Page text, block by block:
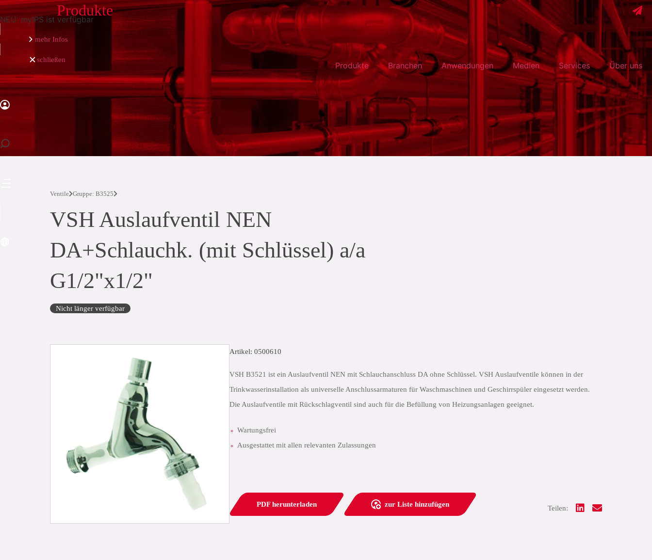
NEU: myIPS ist verfügbar
mehr Infos
schließen
schließen
Produkte Branchen Anwendungen Medien Services Über uns
Produkte
Ventile Gruppe: B3525
VSH Auslaufventil NEN
DA+Schlauchk. (mit Schlüssel) a/a
G1/2"x1/2"
Nicht länger verfügbar
Artikel: 0500610
VSH B3521 ist ein Auslaufventil NEN mit Schlauchanschluss DA ohne Schlüssel. VSH Auslaufventile können in der
Trinkwasserinstallation als universelle Anschlussarmaturen für Waschmaschinen und Geschirrspüler eingesetzt werden.
Die Auslaufventile mit Rückschlagventil sind auch für die Befüllung von Heizungsanlagen geeignet.
Wartungsfrei
Ausgestattet mit allen relevanten Zulassungen
PDF herunterladen zur Liste hinzufügen Teilen: